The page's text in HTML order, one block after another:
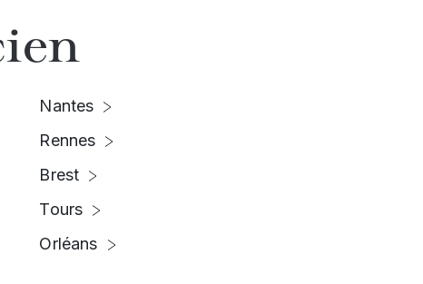
Nantes
Rennes
Brest
Tours
Orléans